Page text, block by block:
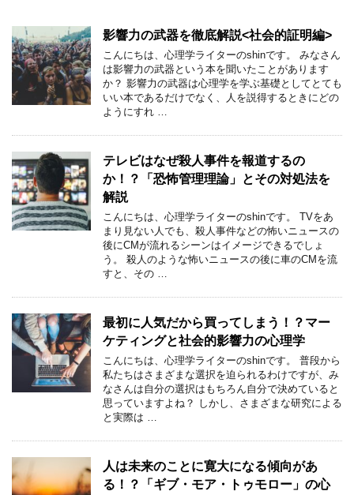
影響力の武器を徹底解説<社会的証明編>
こんにちは、心理学ライターのshinです。 みなさん
は影響力の武器という本を聞いたことがあります
か？ 影響力の武器は心理学を学ぶ基礎としてとても
いい本であるだけでなく、人を説得するときにどの
ようにすれ …
テレビはなぜ殺人事件を報道するの
か！？「恐怖管理理論」とその対処法を
解説
こんにちは、心理学ライターのshinです。 TVをあ
まり見ない人でも、殺人事件などの怖いニュースの
後にCMが流れるシーンはイメージできるでしょ
う。 殺人のような怖いニュースの後に車のCMを流
すと、その …
最初に人気だから買ってしまう！？マー
ケティングと社会的影響力の心理学
こんにちは、心理学ライターのshinです。 普段から
私たちはさまざまな選択を迫られるわけですが、み
なさんは自分の選択はもちろん自分で決めていると
思っていますよね？ しかし、さまざまな研究による
と実際は …
人は未来のことに寛大になる傾向があ
る！？「ギブ・モア・トゥモロー」の心